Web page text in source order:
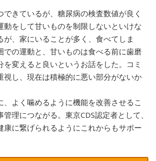
できているが、糖尿病の検査数値が良く
動をして甘いものを制限しないといけな
が、家にいることが多く、食べてしま
での運動と、甘いものは食べる前に歯磨
を変えると良いというお話をした。コミ
視し、現在は積極的に悪い部分がないか
、よく噛めるように機能を改善させるこ
理につながる。東京CDS認定者として、
康に繋げられるようにこれからもサポー